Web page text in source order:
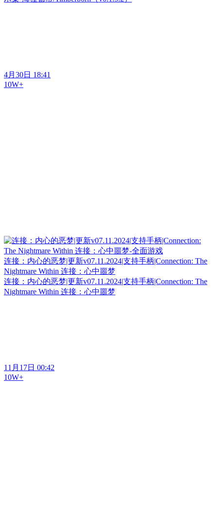
4月30日 18:41
10W+
连接：内心的恶梦|更新v07.11.2024|支持手柄|Connection: The
Nightmare Within 连接：心中噩梦
连接：内心的恶梦|更新v07.11.2024|支持手柄|Connection: The
Nightmare Within 连接：心中噩梦
11月17日 00:42
10W+